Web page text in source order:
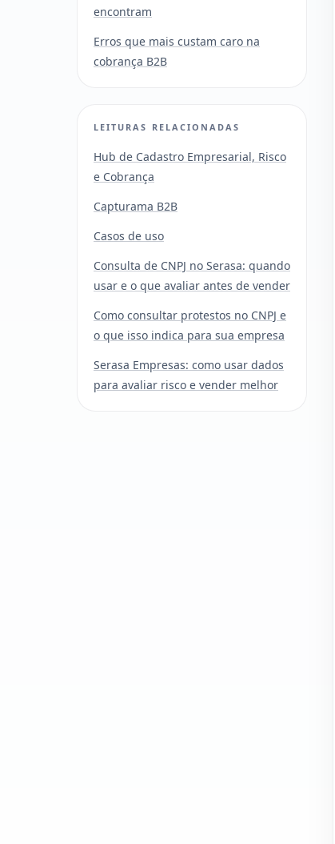
encontram
Erros que mais custam caro na
cobrança B2B
LEITURAS RELACIONADAS
Hub de Cadastro Empresarial, Risco
e Cobrança
Capturama B2B
Casos de uso
Consulta de CNPJ no Serasa: quando
usar e o que avaliar antes de vender
Como consultar protestos no CNPJ e
o que isso indica para sua empresa
Serasa Empresas: como usar dados
para avaliar risco e vender melhor